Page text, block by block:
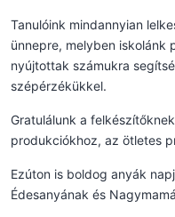
Tanulóink mindannyian
ünnepre, melyben iskolánk
nyújtottak számukra
szépérzékükkel.
Gratulálunk a
produkciókhoz, az ötletes
Ezúton is boldog anyák
Édesanyának és